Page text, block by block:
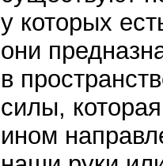
у которых
они
в
силы,
ином